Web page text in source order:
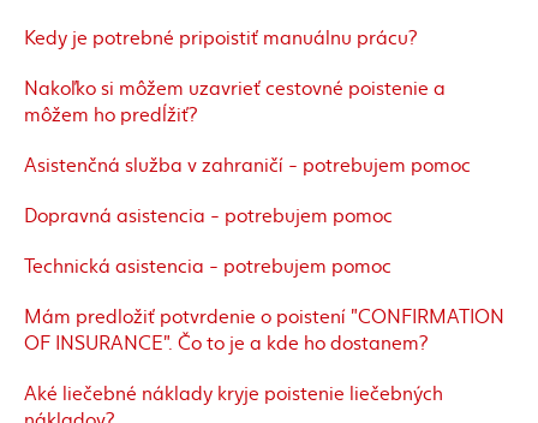
Kedy je potrebné pripoistiť manuálnu prácu?
Nakoľko si môžem uzavrieť cestovné poistenie a
môžem ho predĺžiť?
Asistenčná služba v zahraničí - potrebujem pomoc
Dopravná asistencia - potrebujem pomoc
Technická asistencia - potrebujem pomoc
Mám predložiť potvrdenie o poistení "CONFIRMATION
OF INSURANCE". Čo to je a kde ho dostanem?
Aké liečebné náklady kryje poistenie liečebných